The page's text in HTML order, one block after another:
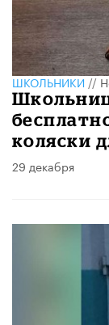
ШКОЛЬНИКИ//
коляски
29 декабря